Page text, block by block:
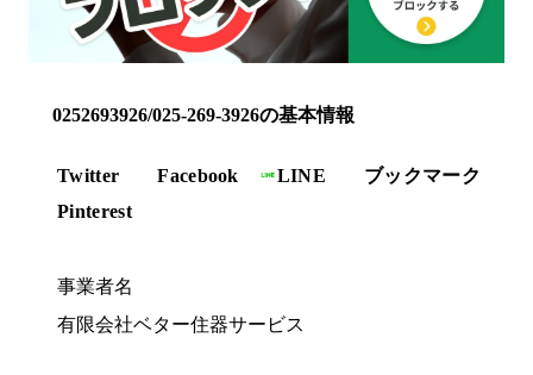
0252693926/025-269-3926の基本情報
Twitter Facebook LINE
ブックマーク
Pinterest
事業者名
有限会社ベター住器サービス